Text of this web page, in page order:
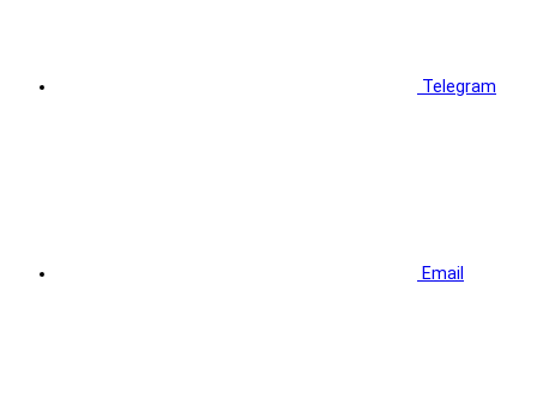
Telegram
Email